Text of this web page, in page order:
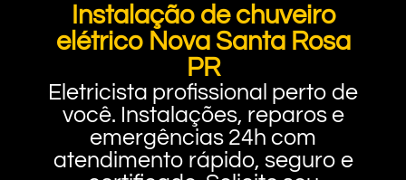
Instalação de chuveiro
elétrico Nova Santa Rosa
PR
Eletricista profissional perto de
você. Instalações, reparos e
emergências 24h com
atendimento rápido, seguro e